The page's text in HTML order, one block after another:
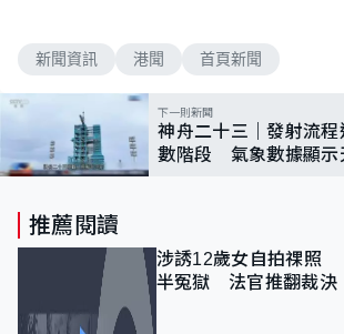
新聞資訊 港聞 首頁新聞
下一則新聞
神舟二十三｜發射流
數階段 氣象數據顯示
推薦閱讀
涉誘12歲女自拍祼照
半冤獄 法官推翻裁決